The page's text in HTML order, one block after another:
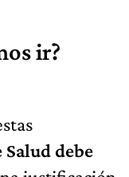
ir?
Salud debe